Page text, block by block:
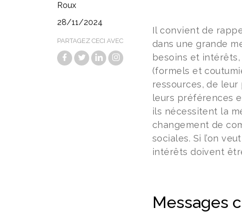
Roux
28/11/2024
PARTAGEZ CECI AVEC
Il convient de
dans une grande
besoins et
(formels et
ressources, de
leurs préférences
ils nécessitent la
changement de
sociales. Si l’on
intérêts doivent
Messages